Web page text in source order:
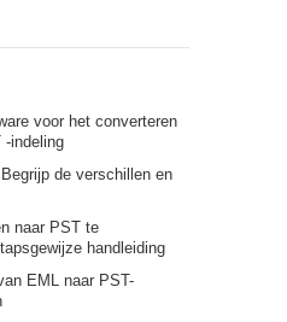
voor het converteren
-indeling
de verschillen en
naar PST te
handleiding
EML naar PST-